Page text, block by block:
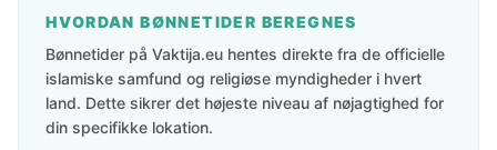
HVORDAN BØNNETIDER BEREGNES
Bønnetider på Vaktija.eu hentes direkte fra de officielle
islamiske samfund og religiøse myndigheder i hvert
land. Dette sikrer det højeste niveau af nøjagtighed for
din specifikke lokation.